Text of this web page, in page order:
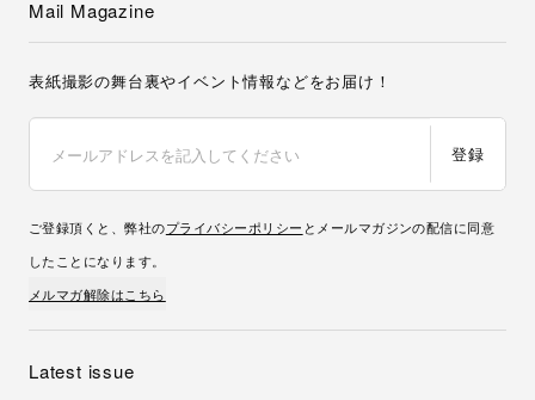
Mail Magazine
表紙撮影の舞台裏やイベント情報などをお届け！
登録
ご登録頂くと、弊社のプライバシーポリシー とメールマガジンの配信に同意
したことになります。
メルマガ解除はこちら
Latest issue